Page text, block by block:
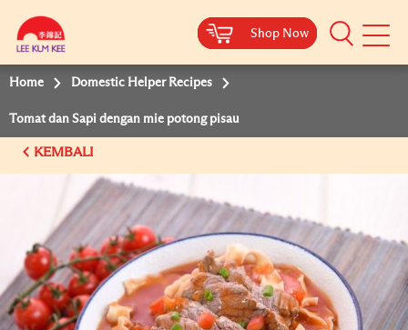
Shop Now
Mobile
Shop Now
Shop Now
Shop Now
Home Domestic Helper Recipes
Tomat dan Sapi dengan mie potong pisau
KEMBALI